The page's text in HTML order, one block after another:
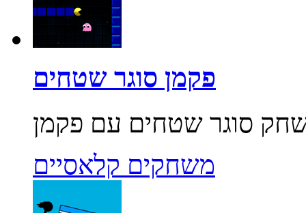
פקמן סוגר שטחים
משחקים קלאסיים